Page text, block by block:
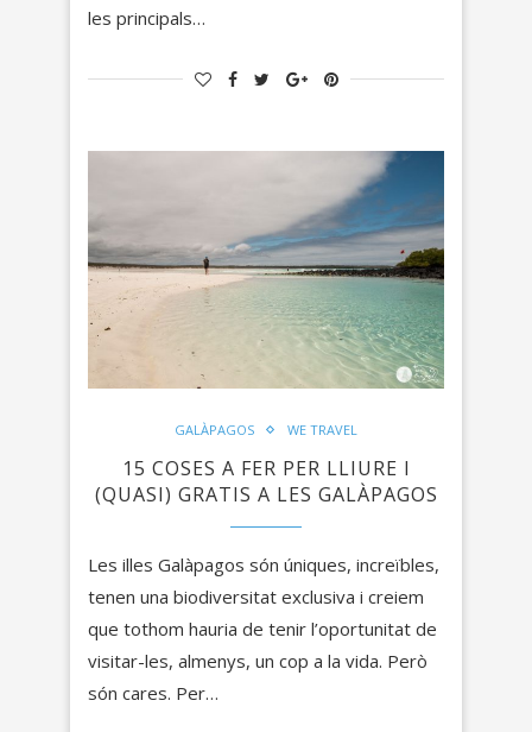
les principals…
GALÀPAGOS WE TRAVEL
15 COSES A FER PER LLIURE I
(QUASI) GRATIS A LES GALÀPAGOS
Les illes Galàpagos són úniques, increïbles,
tenen una biodiversitat exclusiva i creiem
que tothom hauria de tenir l’oportunitat de
visitar-les, almenys, un cop a la vida. Però
són cares. Per…